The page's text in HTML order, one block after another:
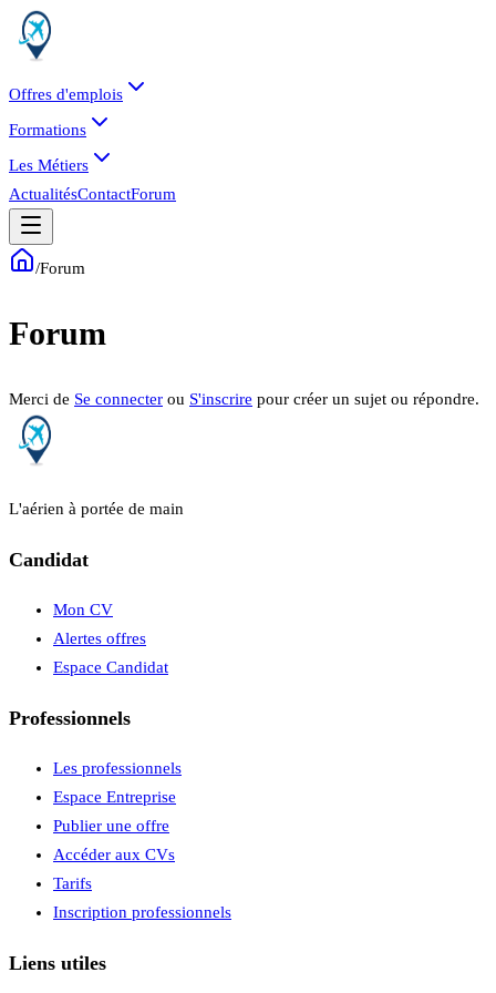
Offres d'emplois
Formations
Les Métiers
ActualitésContactForum
/Forum
Forum
Merci de Se connecter ou S'inscrire pour créer un sujet ou répondre.
L'aérien à portée de main
Candidat
Mon CV
Alertes offres
Espace Candidat
Professionnels
Les professionnels
Espace Entreprise
Publier une offre
Accéder aux CVs
Tarifs
Inscription professionnels
Liens utiles